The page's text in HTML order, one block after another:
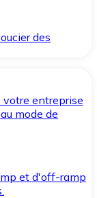
des
entreprise
mode de
et d'off-ramp